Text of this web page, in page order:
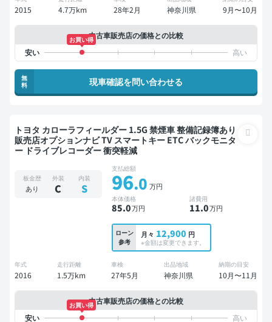
2015 4.7万km 28年2月 神奈川県 9月〜10月
中古車販売店の価格との比較
お買い得
無
料
現車確認を問い合わせる
トヨタ カローラフィールダー 1.5G 禁煙車 整備記録簿あり
販売店オプションナビ TV スマートキー ETC バックモニタ
ー ドライブレコーダー 衝突軽減
板金歴
あり
外装
C
内装
S
支払総額
96.0 万円
本体価格
85.0万円
諸費用
11.0万円
ローン
参考
月々 12,900 円
※金額は変更できます。
年式
2016
走行距離
1.5万km
車検
27年5月
出品地域
神奈川県
納期の目安
10月〜11月
中古車販売店の価格との比較
お買い得